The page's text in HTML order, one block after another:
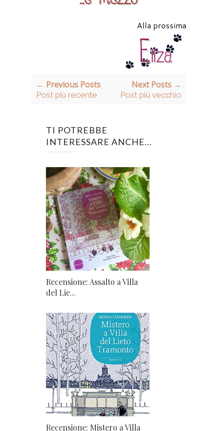
Alla prossima
← Previous Posts
Post più recente
Next Posts →
Post più vecchio
TI POTREBBE
INTERESSARE ANCHE...
Recensione: Assalto a Villa
del Lie...
Recensione: Mistero a Villa